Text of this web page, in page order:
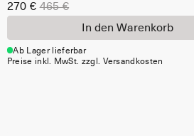
270 €465 €
In den Warenkorb
Ab Lager lieferbar
Preise inkl. MwSt. zzgl. Versandkosten